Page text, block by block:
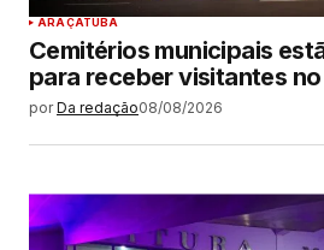
ARAÇATUBA
Cemitérios municipais
para receber visitantes no
por Da redação08/08/2026